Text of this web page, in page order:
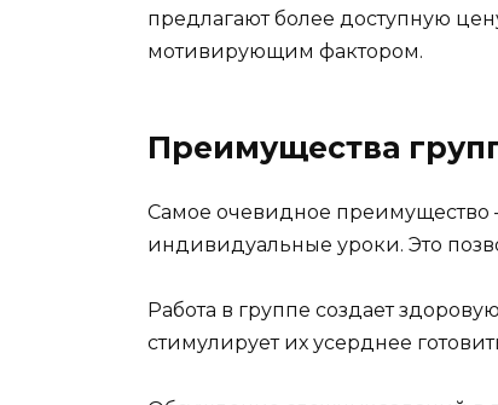
предлагают более доступную
мотивирующим фактором.
Преимущества
Самое очевидное преимущество
индивидуальные уроки. Это
Работа в группе создает
стимулирует их усерднее